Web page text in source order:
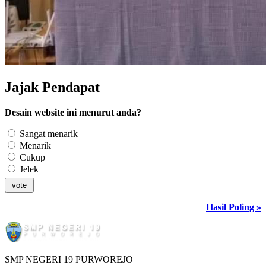
Jajak Pendapat
Desain website ini menurut anda?
Sangat menarik
Menarik
Cukup
Jelek
Hasil Poling »
SMP NEGERI 19 PURWOREJO